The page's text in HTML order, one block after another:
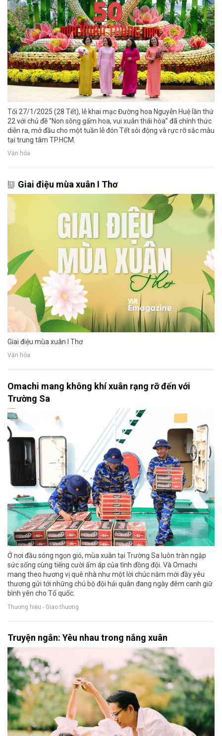
Tối 27/1/2025 (28 Tết), lễ khai mạc Đường hoa Nguyễn Huệ lần thứ
22 với chủ đề “Non sông gấm hoa, vui xuân thái hòa” đã chính thức
diễn ra, mở đầu cho một tuần lễ đón Tết sôi động và rực rỡ sắc màu
tại trung tâm TP.HCM.
Văn hóa
Giai điệu mùa xuân I Thơ
Giai điệu mùa xuân I Thơ
Văn hóa
Omachi mang không khí xuân rạng rỡ đến với
Trường Sa
Ở nơi đầu sóng ngọn gió, mùa xuân tại Trường Sa luôn tràn ngập
sức sống cùng tiếng cười ấm áp của tình đồng đội. Và Omachi
mang theo hương vị quê nhà như một lời chúc năm mới đầy yêu
thương gửi tới những chú bộ đội hải quân đang ngày đêm canh giữ
bình yên cho Tổ quốc.
Thương hiệu - Giao thương
Truyện ngắn: Yêu nhau trong nắng xuân